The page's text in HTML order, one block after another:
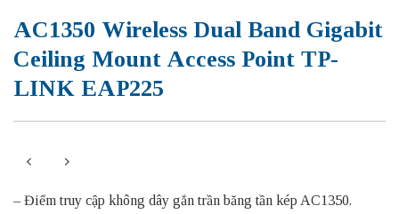
AC1350 Wireless Dual Band Gigabit
Ceiling Mount Access Point TP-
LINK EAP225
– Điểm truy cập không dây gắn trần băng tần kép AC1350.